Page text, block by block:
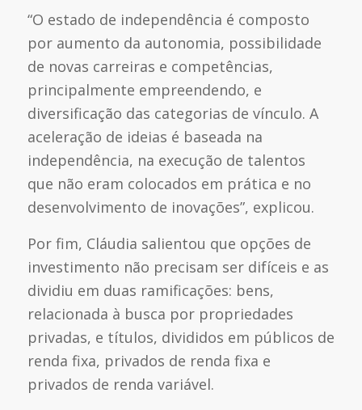
“O estado de independência é composto
por aumento da autonomia, possibilidade
de novas carreiras e competências,
principalmente empreendendo, e
diversificação das categorias de vínculo. A
aceleração de ideias é baseada na
independência, na execução de talentos
que não eram colocados em prática e no
desenvolvimento de inovações”, explicou.
Por fim, Cláudia salientou que opções de
investimento não precisam ser difíceis e as
dividiu em duas ramificações: bens,
relacionada à busca por propriedades
privadas, e títulos, divididos em públicos de
renda fixa, privados de renda fixa e
privados de renda variável.